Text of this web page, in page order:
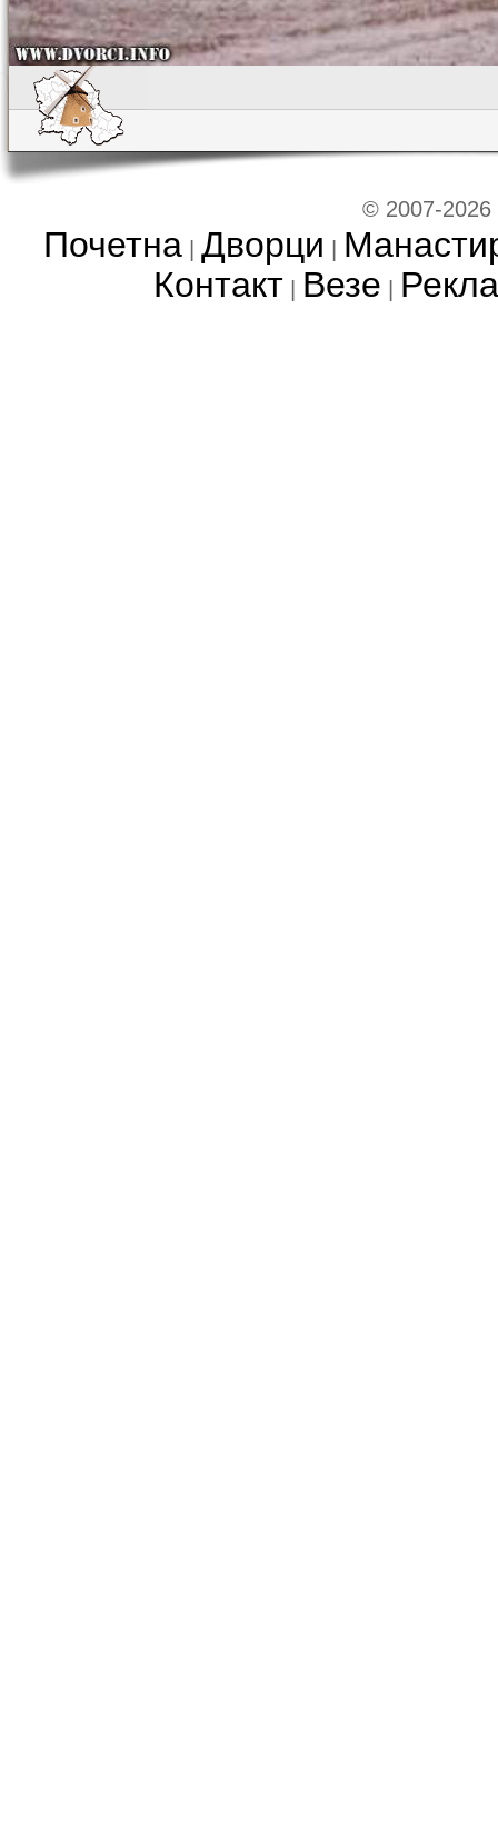
© 2007-2026
Почетна Дворци
Контакт Везе